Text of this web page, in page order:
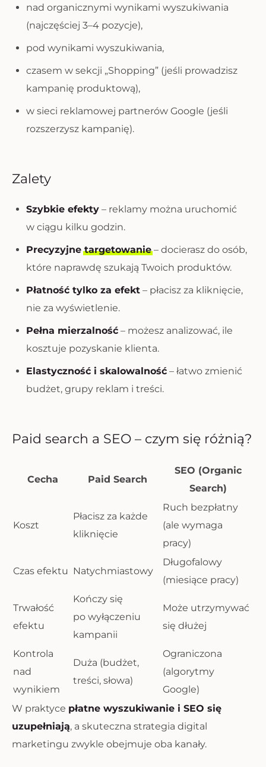
nad organicznymi wynikami wyszukiwania
(najczęściej 3–4 pozycje),
pod wynikami wyszukiwania,
czasem w sekcji „Shopping” (jeśli prowadzisz
kampanię produktową),
w sieci reklamowej partnerów Google (jeśli
rozszerzysz kampanię).
Zalety
Szybkie efekty – reklamy można uruchomić
w ciągu kilku godzin.
Precyzyjnetargetowanie– docierasz do osób,
które naprawdę szukają Twoich produktów.
Płatność tylko za efekt – płacisz za kliknięcie,
nie za wyświetlenie.
Pełna mierzalność – możesz analizować, ile
kosztuje pozyskanie klienta.
Elastyczność i skalowalność – łatwo zmienić
budżet, grupy reklam i treści.
Paid search a SEO – czym się różnią?
Cecha Paid Search
SEO (Organic
Search)
Koszt
Płacisz za każde
kliknięcie
Ruch bezpłatny
(ale wymaga
pracy)
Czas efektu Natychmiastowy
Długofalowy
(miesiące pracy)
Trwałość
efektu
Kończy się
po wyłączeniu
kampanii
Może utrzymywać
się dłużej
Kontrola
nad
wynikiem
Duża (budżet,
treści, słowa)
Ograniczona
(algorytmy
Google)
W praktyce płatne wyszukiwanie i SEO się
uzupełniają, a skuteczna strategia digital
marketingu zwykle obejmuje oba kanały.